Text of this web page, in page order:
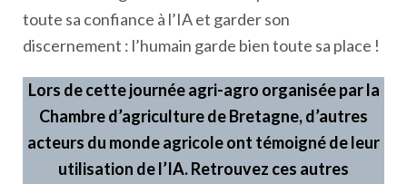
toute sa confiance à l’IA et garder son
discernement : l’humain garde bien toute sa place !
Lors de cette journée agri-agro organisée par la
Chambre d’agriculture de Bretagne, d’autres
acteurs du monde agricole ont témoigné de leur
utilisation de l’IA. Retrouvez ces autres